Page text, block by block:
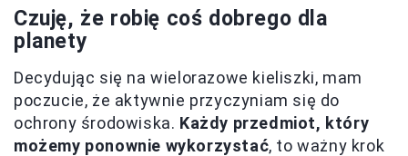
Czuję, że robię coś dobrego dla
planety
Decydując się na wielorazowe kieliszki, mam
poczucie, że aktywnie przyczyniam się do
ochrony środowiska. Każdy przedmiot, który
możemy ponownie wykorzystać, to ważny krok